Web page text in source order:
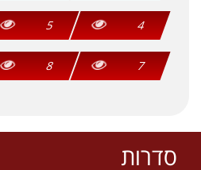
4
5
7
8
סדרות